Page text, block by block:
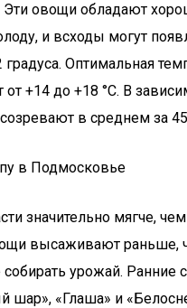
Эти овощи обладают
и всходы могут
градуса. Оптимальная
от +14 до +18 °C. В
в среднем за
в Подмосковье
значительно мягче,
высаживают раньше,
урожай. Ранние
шар», «Глаша» и